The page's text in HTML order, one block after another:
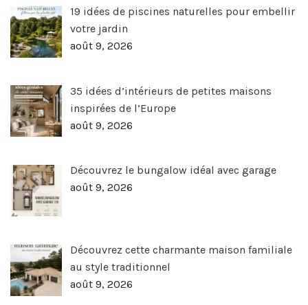
19 idées de piscines naturelles pour embellir
votre jardin
août 9, 2026
35 idées d’intérieurs de petites maisons
inspirées de l’Europe
août 9, 2026
Découvrez le bungalow idéal avec garage
août 9, 2026
Découvrez cette charmante maison familiale
au style traditionnel
août 9, 2026